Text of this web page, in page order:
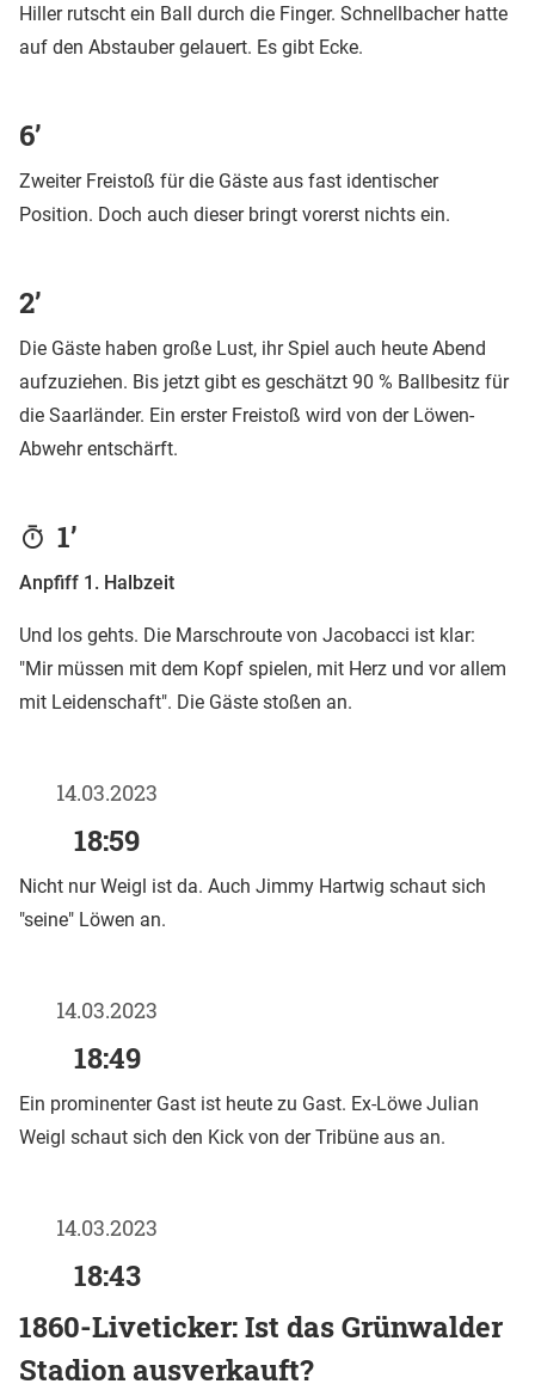
Hiller rutscht ein Ball durch die Finger. Schnellbacher hatte
auf den Abstauber gelauert. Es gibt Ecke.
6’
Zweiter Freistoß für die Gäste aus fast identischer
Position. Doch auch dieser bringt vorerst nichts ein.
2’
Die Gäste haben große Lust, ihr Spiel auch heute Abend
aufzuziehen. Bis jetzt gibt es geschätzt 90 % Ballbesitz für
die Saarländer. Ein erster Freistoß wird von der Löwen-
Abwehr entschärft.
1’
Anpfiff 1. Halbzeit
Und los gehts. Die Marschroute von Jacobacci ist klar:
"Mir müssen mit dem Kopf spielen, mit Herz und vor allem
mit Leidenschaft". Die Gäste stoßen an.
14.03.2023
18:59
Nicht nur Weigl ist da. Auch Jimmy Hartwig schaut sich
"seine" Löwen an.
14.03.2023
18:49
Ein prominenter Gast ist heute zu Gast. Ex-Löwe Julian
Weigl schaut sich den Kick von der Tribüne aus an.
14.03.2023
18:43
1860-Liveticker: Ist das Grünwalder
Stadion ausverkauft?